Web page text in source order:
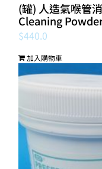
(罐) 人造氣喉管
Cleaning
$440.0
加入購物車